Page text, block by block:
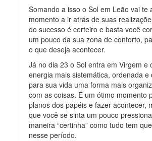
Somando a isso o Sol em Leão vai te
momento a ir atrás de suas
do sucesso é certeiro e basta você
um pouco da sua zona de conforto,
o que deseja acontecer.
Já no dia 23 o Sol entra em Virgem e
energia mais sistemática, ordenada e
para sua vida uma forma mais
com as coisas. É um ótimo momento
planos dos papéis e fazer acontecer,
que você se sinta um pouco
maneira “certinha” como tudo tem
nesse período.